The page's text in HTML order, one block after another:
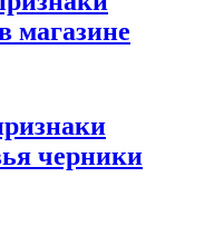
магазине
черники